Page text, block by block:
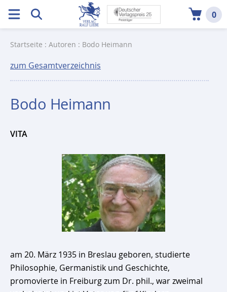
0
Startseite : Autoren : Bodo Heimann
zum Gesamtverzeichnis
Bodo Heimann
VITA
am 20. März 1935 in Breslau geboren, studierte
Philosophie, Germanistik und Geschichte,
promovierte in Freiburg zum Dr. phil., war zweimal